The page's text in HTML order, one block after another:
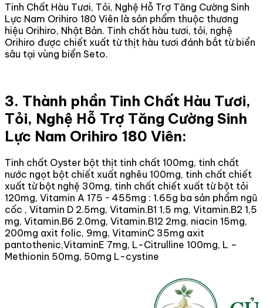
Tinh Chất Hàu Tươi, Tỏi, Nghệ Hỗ Trợ Tăng Cường Sinh
Lực Nam Orihiro 180 Viên là sản phẩm thuộc thương
hiệu Orihiro, Nhật Bản. Tinh chất hàu tươi, tỏi, nghệ
Orihiro được chiết xuất từ thịt hàu tươi đánh bắt từ biển
sâu tại vùng biển Seto.
3. Thành phần Tinh Chất Hàu Tươi,
Tỏi, Nghệ Hỗ Trợ Tăng Cường Sinh
Lực Nam Orihiro 180 Viên:
Tinh chất Oyster bột thịt tinh chất 100mg, tinh chất
nước ngọt bột chiết xuất nghêu 100mg, tinh chất chiết
xuất từ bột nghệ 30mg, tinh chất chiết xuất từ bột tỏi
120mg, Vitamin A 175 ~ 455mg : 1.65g ba sản phẩm ngũ
cốc , Vitamin D 2.5mg, Vitamin.B1 1,5 mg, Vitamin.B2 1,5
mg, Vitamin.B6 2.0mg, Vitamin.B12 2mg, niacin 15mg,
200mg axit folic, 9mg, VitaminC 35mg axit
pantothenic,VitaminE 7mg, L-Citrulline 100mg, L –
Methionin 50mg, 50mg L-cystine